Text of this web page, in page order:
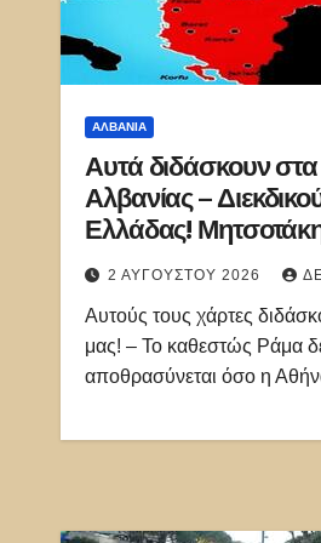
ΑΛΒΑΝΊΑ
Αυτά διδάσκουν στα
Αλβανίας –
Ελλάδας!
2 ΑΥΓΟΎΣΤΟΥ 2026
Αυτούς τους χάρτες
μας! – Το καθεστώς Ράμα
αποθρασύνεται όσο η